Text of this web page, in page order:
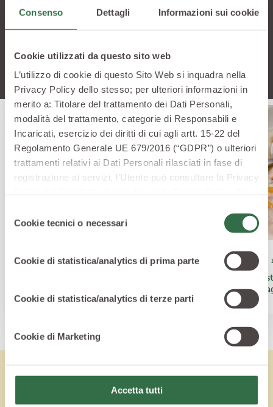
Consenso Dettagli Informazioni sui cookie
Cookie utilizzati da questo sito web
L’utilizzo di cookie di questo Sito Web si inquadra nella
Privacy Policy dello stesso; per ulteriori informazioni in
merito a: Titolare del trattamento dei Dati Personali,
modalità del trattamento, categorie di Responsabili e
Incaricati, esercizio dei diritti di cui agli artt. 15-22 del
Regolamento Generale UE 679/2016 (“GDPR”) o ulteriori
trattamenti relativi ai Dati Personali rilasciati in fase di
registrazione ai servizi, l’Utente può consultare la Privacy
specifiche per i servizi forniti tramite il Sito Web.
delCookie tecnici o necessari
Cookie di statistica/analytics di prima parte
Cookie di statistica/analytics di terze parti
Cookie di Marketing
Accetta tutti
Vuoi saperne di più? Scopri altre ricette che
potrebbero stuzzicare la tua curiosità
ANTIPASTI PRIMI
di
Lo sapevi che